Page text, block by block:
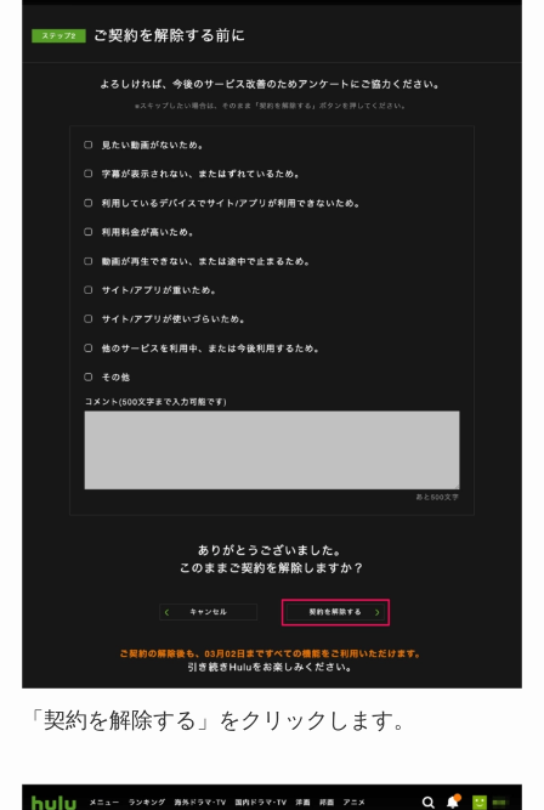
「契約を解除する」をクリックします。